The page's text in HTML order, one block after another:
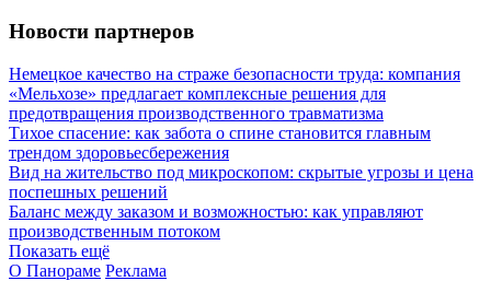
Новости партнеров
Немецкое качество на страже безопасности труда: компания
«Мельхозе» предлагает комплексные решения для
предотвращения производственного травматизма
Тихое спасение: как забота о спине становится главным
трендом здоровьесбережения
Вид на жительство под микроскопом: скрытые угрозы и цена
поспешных решений
Баланс между заказом и возможностью: как управляют
производственным потоком
Показать ещё
О Панораме Реклама